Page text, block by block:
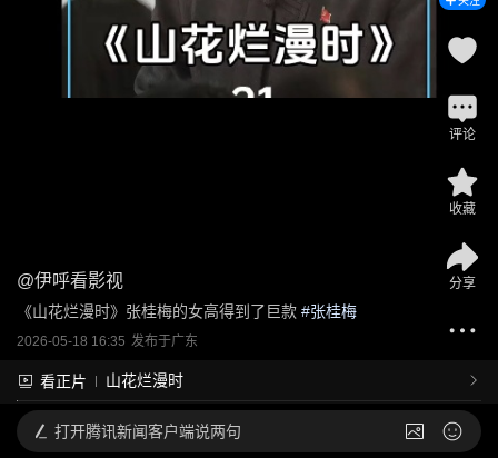
@伊呼看影视
《山花烂漫时》张桂梅的女高得到了巨款 #张桂梅
2026-05-18 16:35 发布于广东
看正片 山花烂漫时
评论
收藏
分享
打开腾讯新闻客户端说两句